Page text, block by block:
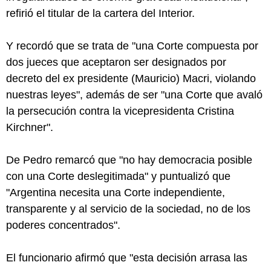
refirió el titular de la cartera del Interior.
Y recordó que se trata de "una Corte compuesta por
dos jueces que aceptaron ser designados por
decreto del ex presidente (Mauricio) Macri, violando
nuestras leyes", además de ser "una Corte que avaló
la persecución contra la vicepresidenta Cristina
Kirchner".
De Pedro remarcó que "no hay democracia posible
con una Corte deslegitimada" y puntualizó que
"Argentina necesita una Corte independiente,
transparente y al servicio de la sociedad, no de los
poderes concentrados".
El funcionario afirmó que "esta decisión arrasa las